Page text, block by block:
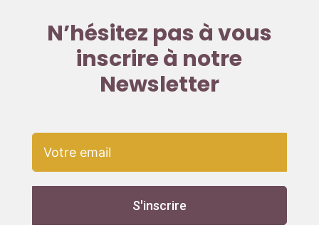
N’hésitez pas à vous
inscrire à notre
Newsletter
S'inscrire